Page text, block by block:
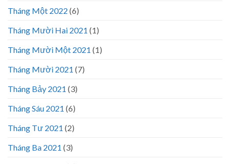
Tháng Một 2022 (6)
Tháng Mười Hai 2021 (1)
Tháng Mười Một 2021 (1)
Tháng Mười 2021 (7)
Tháng Bảy 2021 (3)
Tháng Sáu 2021 (6)
Tháng Tư 2021 (2)
Tháng Ba 2021 (3)